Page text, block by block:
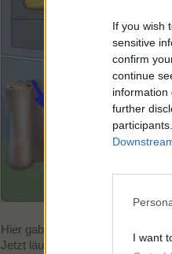
If you wish
sensitive
confirm
continue
information
further
I want
Hier gab es z.B. als "große"
Jetzt läuft hier noch eine